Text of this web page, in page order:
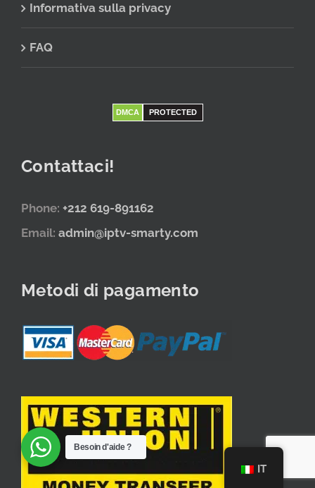
Informativa sulla privacy
FAQ
DMCA PROTECTED
Contattaci!
Phone: +212 619-891162
Email: admin@iptv-smarty.com
Metodi di pagamento
IT
Besoin d'aide ?